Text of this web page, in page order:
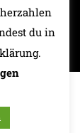
du in